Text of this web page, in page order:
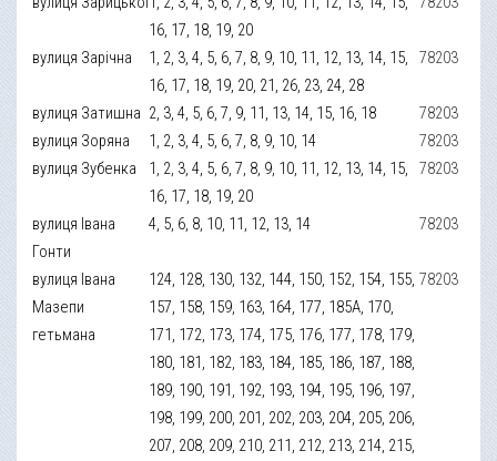
16, 17, 18, 19, 20
вулиця Зарічна
1, 2, 3, 4, 5, 6, 7, 8, 9, 10, 11, 12, 13, 14, 15,
16, 17, 18, 19, 20, 21, 26, 23, 24, 28
78203
вулиця Затишна 2, 3, 4, 5, 6, 7, 9, 11, 13, 14, 15, 16, 18
78203
вулиця Зоряна
1, 2, 3, 4, 5, 6, 7, 8, 9, 10, 14
78203
вулиця Зубенка
1, 2, 3, 4, 5, 6, 7, 8, 9, 10, 11, 12, 13, 14, 15,
16, 17, 18, 19, 20
78203
вулиця Івана
Гонти
4, 5, 6, 8, 10, 11, 12, 13, 14 78203
вулиця Івана
Мазепи
гетьмана
124, 128, 130, 132, 144, 150, 152, 154, 155,
157, 158, 159, 163, 164, 177, 185А, 170,
171, 172, 173, 174, 175, 176, 177, 178, 179,
180, 181, 182, 183, 184, 185, 186, 187, 188,
189, 190, 191, 192, 193, 194, 195, 196, 197,
198, 199, 200, 201, 202, 203, 204, 205, 206,
207, 208, 209, 210, 211, 212, 213, 214, 215,
78203